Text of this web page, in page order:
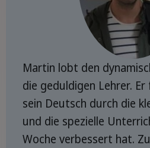
Martin lobt den
die geduldigen Lehrer.
sein Deutsch durch die
und die spezielle
Woche verbessert hat.